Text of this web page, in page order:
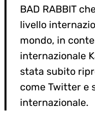
BAD RABBIT
livello
mondo, in
internazionale
stata subito
come Twitter e
internazionale.